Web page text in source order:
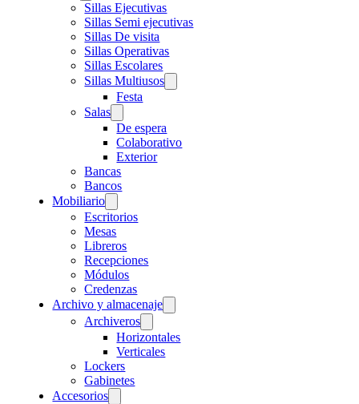
Sillas Ejecutivas
Sillas Semi ejecutivas
Sillas De visita
Sillas Operativas
Sillas Escolares
Sillas Multiusos
Festa
Salas
De espera
Colaborativo
Exterior
Bancas
Bancos
Mobiliario
Escritorios
Mesas
Libreros
Recepciones
Módulos
Credenzas
Archivo y almacenaje
Archiveros
Horizontales
Verticales
Lockers
Gabinetes
Accesorios